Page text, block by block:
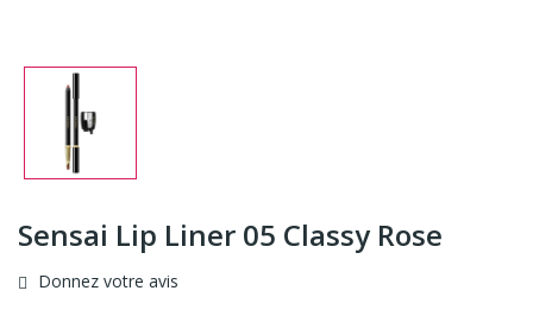
Sensai Lip Liner 05 Classy Rose
Donnez votre avis